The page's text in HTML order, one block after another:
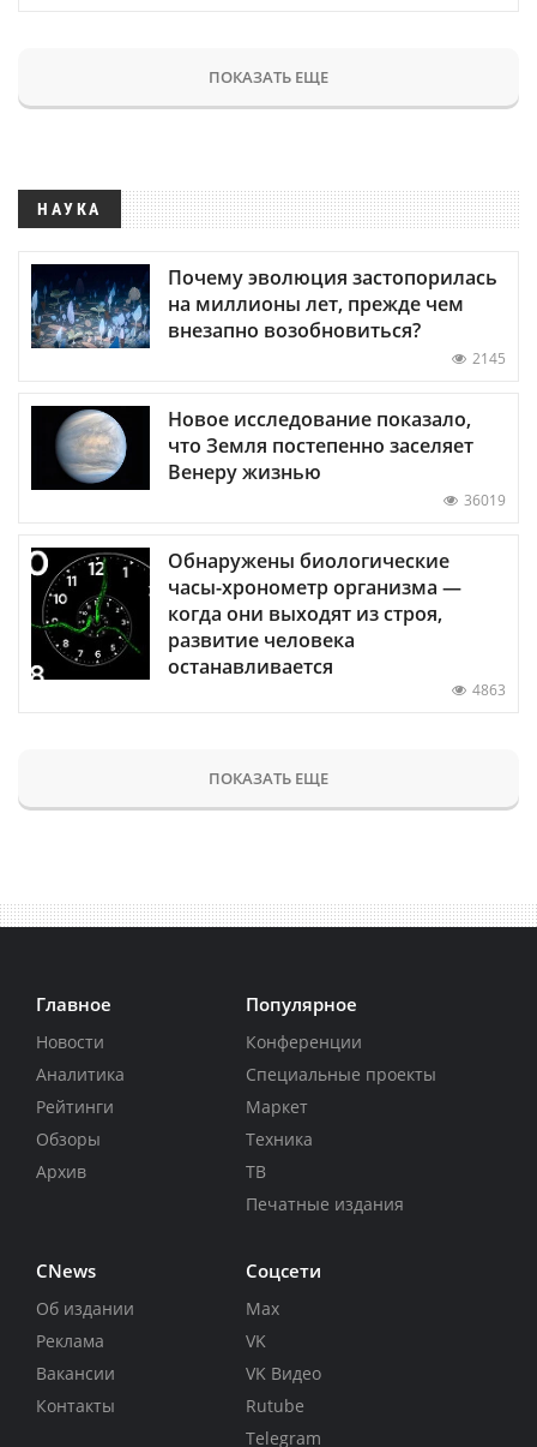
ПОКАЗАТЬ ЕЩЕ
НАУКА
Почему эволюция застопорилась
на миллионы лет, прежде чем
внезапно возобновиться?
2145
Новое исследование показало,
что Земля постепенно заселяет
Венеру жизнью
36019
Обнаружены биологические
часы-хронометр организма —
когда они выходят из строя,
развитие человека
останавливается
4863
ПОКАЗАТЬ ЕЩЕ
Главное
Новости
Аналитика
Рейтинги
Обзоры
Архив
Популярное
Конференции
Специальные проекты
Маркет
Техника
ТВ
Печатные издания
CNews
Об издании
Реклама
Вакансии
Контакты
Соцсети
Max
VK
VK Видео
Rutube
Telegram